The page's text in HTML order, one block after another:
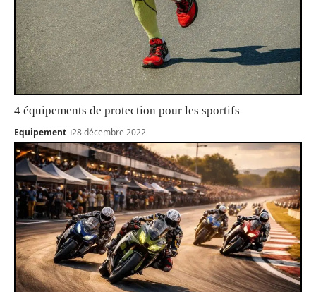
4 équipements de protection pour les sportifs
Equipement 28 décembre 2022